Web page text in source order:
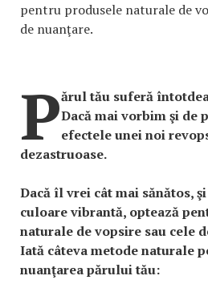
pentru produsele naturale de
de nuanţare.
Părul tău suferă
Dacă mai vorbim şi de
efectele unei noi
dezastruoase.
Dacă îl vrei cât mai sănătos,
culoare vibrantă, optează
naturale de vopsire sau cele
Iată câteva metode naturale
nuanţarea părului tău: